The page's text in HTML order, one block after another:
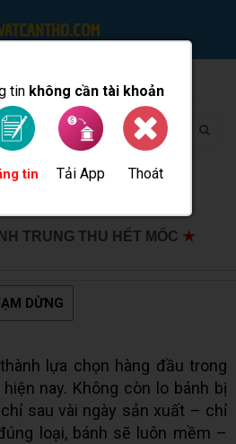
tin không cần tài khoản
tin Tải App Thoát
TRUNG THU HẾT MỐC ★
DỪNG
lựa chọn hàng đầu trong
nay. Không còn lo bánh bị
sau vài ngày sản xuất – chỉ
loại, bánh sẽ luôn mềm –